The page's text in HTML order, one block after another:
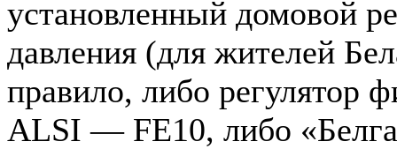
установленный домовой
давления (для жителей
правило, либо регулятор
ALSI — FE10, либо